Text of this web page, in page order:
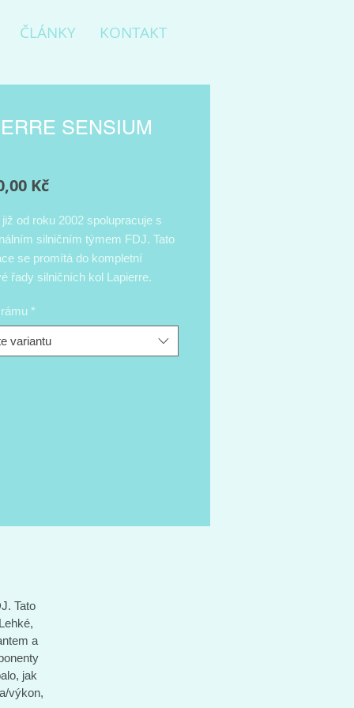
ČLÁNKY KONTAKT
SENSIUM
KčCena
již od roku 2002 spolupracuje s
silničním týmem FDJ. Tato
se promítá do kompletní
řady silničních kol Lapierre.
Sensium je skvělým
a ideálním společníkem na
Kvalitní karbonový rám i
*
variantu
Tato
a
jak
výkon,